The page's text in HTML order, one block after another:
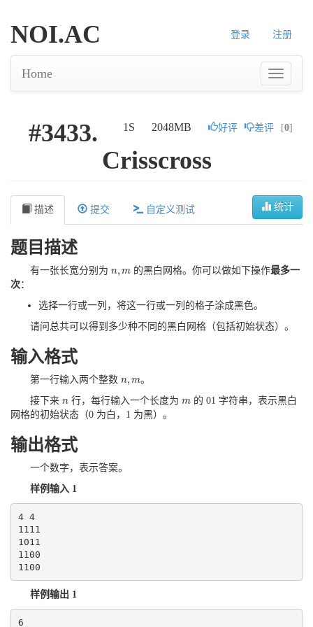
登录 注册
NOI.AC
Home
1S 2048MB 好评 差评 [0]
#3433.
Crisscross
统计
描述 提交 自定义测试
题目描述
有一张长宽分别为 n, m
n,m 的黑白网格。你可以做如下操作最多一
次：
选择一行或一列，将这一行或一列的格子涂成黑色。
请问总共可以得到多少种不同的黑白网格（包括初始状态）。
输入格式
第一行输入两个整数 n, m
n,m 。
接下来 n
n 行，每行输入一个长度为m
m 的 01 字符串，表示黑白
网格的初始状态（0 为白，1 为黑）。
输出格式
一个数字，表示答案。
样例输入 1
4 4
1111
1011
1100
1100
样例输出 1
6